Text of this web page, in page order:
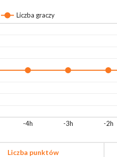
Liczba graczy
-4h -3h -2h
Liczba punktów